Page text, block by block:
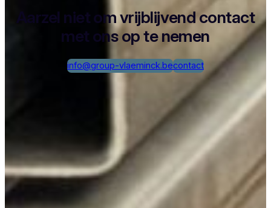
Aarzel niet om vrijblijvend contact
met ons op te nemen
info@group-vlaeminck.becontact